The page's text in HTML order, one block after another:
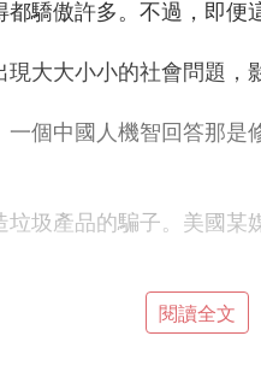
驕傲許多。不過，即便
大大小小的社會問題，
個中國人機智回答那
圾產品的騙子。美國
來，最後也像潮水一
兩年就壞，日本的高
閱讀全文